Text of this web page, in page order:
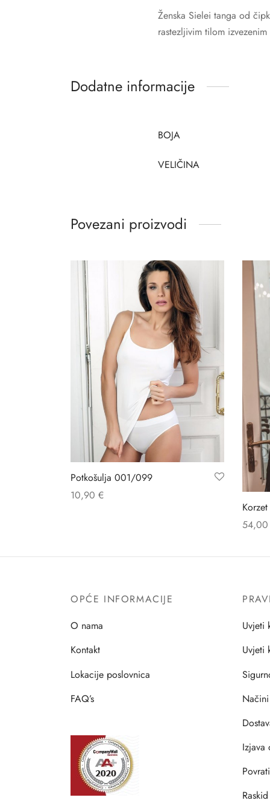
Ženska Sielei tanga od
rastezljivim tilom
Dodatne informacije
BOJA
VELIČINA
Povezani proizvodi
Potkošulja 001/099
10,90 €
OPĆE INFORMACIJE
O nama
Kontakt
Lokacije poslovnica
FAQ’s
Uvjeti
Uvjeti
Izjava